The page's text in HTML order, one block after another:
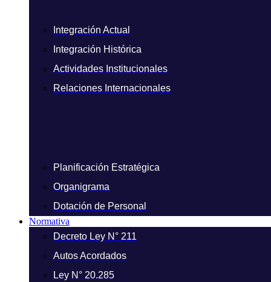
Integración Actual
Integración Histórica
Actividades Institucionales
Relaciones Internacionales
Planificación Estratégica
Organigrama
Dotación de Personal
Normativa
Decreto Ley N° 211
Autos Acordados
Ley N° 20.285